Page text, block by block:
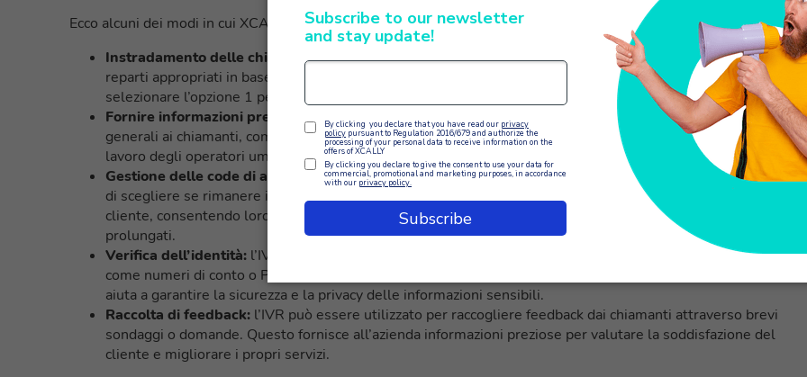
Ecco alcuni dei modi in cui XCALLY utilizza l’IVR:
Instradamento delle chiamate:l’IVR può essere configurato per indirizzare automaticamente le chiamate ai
reparti appropriati in base alle scelte effettuate dai chiamanti nel menu. Ad esempio, un chiamante può
selezionare l’opzione 1 per il servizio clienti o l’opzione 2 per il supporto tecnico.
Fornire informazioni preregistrate:l’IVR può riprodurre messaggi preregistrati per fornire informazioni
generali ai chiamanti, come orari di apertura, indirizzi o istruzioni di base. Ciò consente di ridurre il carico di
lavoro degli operatori umani e di fornire risposte immediate alle domande comuni.
Gestione delle code di attesa: l’IVR può informare i chiamanti sul tempo di attesa previsto e consentire loro
di scegliere se rimanere in coda o richiedere un callback successivo. Questo aiuta a migliorare l’esperienza
cliente, consentendo loro di prendere decisioni informate e riducendo la frustrazione dovuta a tempi di
prolungati.
Verifica dell’identità: l’IVR può essere utilizzato per raccogliere informazioni di identificazione dai chiamanti,
come numeri di conto o PIN, al fine di autenticarli prima di trasferire la chiamata a un operatore umano. Ciò
aiuta a garantire la sicurezza e la privacy delle informazioni sensibili.
Raccolta di feedback: l’IVR può essere utilizzato per raccogliere feedback dai chiamanti attraverso brevi
sondaggi o domande. Questo fornisce all’azienda informazioni preziose per valutare la soddisfazione del
cliente e migliorare i propri servizi.